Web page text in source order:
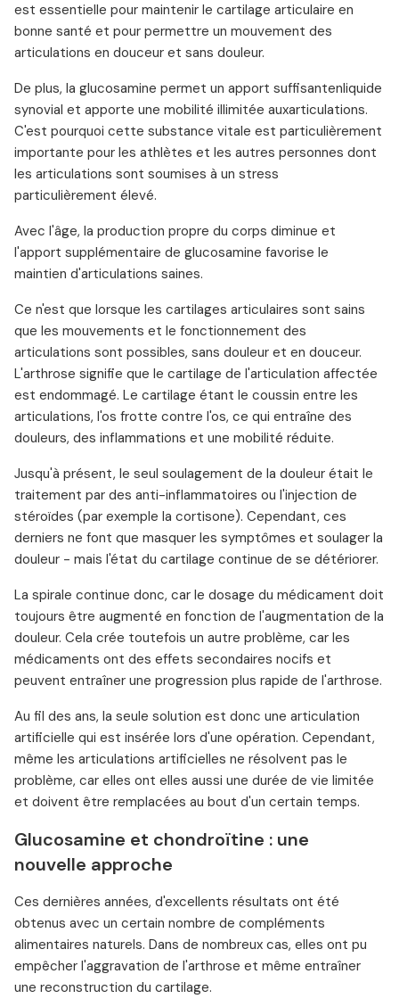
est essentielle pour maintenir le cartilage articulaire en
bonne santé et pour permettre un mouvement des
articulations en douceur et sans douleur.
De plus, la glucosamine permet un apport suffisantenliquide
synovial et apporte une mobilité illimitée auxarticulations.
C'est pourquoi cette substance vitale est particulièrement
importante pour les athlètes et les autres personnes dont
les articulations sont soumises à un stress
particulièrement élevé.
Avec l'âge, la production propre du corps diminue et
l'apport supplémentaire de glucosamine favorise le
maintien d'articulations saines.
Ce n'est que lorsque les cartilages articulaires sont sains
que les mouvements et le fonctionnement des
articulations sont possibles, sans douleur et en douceur.
L'arthrose signifie que le cartilage de l'articulation affectée
est endommagé. Le cartilage étant le coussin entre les
articulations, l'os frotte contre l'os, ce qui entraîne des
douleurs, des inflammations et une mobilité réduite.
Jusqu'à présent, le seul soulagement de la douleur était le
traitement par des anti-inflammatoires ou l'injection de
stéroïdes (par exemple la cortisone). Cependant, ces
derniers ne font que masquer les symptômes et soulager la
douleur - mais l'état du cartilage continue de se détériorer.
La spirale continue donc, car le dosage du médicament doit
toujours être augmenté en fonction de l'augmentation de la
douleur. Cela crée toutefois un autre problème, car les
médicaments ont des effets secondaires nocifs et
peuvent entraîner une progression plus rapide de l'arthrose.
Au fil des ans, la seule solution est donc une articulation
artificielle qui est insérée lors d'une opération. Cependant,
même les articulations artificielles ne résolvent pas le
problème, car elles ont elles aussi une durée de vie limitée
et doivent être remplacées au bout d'un certain temps.
Glucosamine et chondroïtine : une
nouvelle approche
Ces dernières années, d'excellents résultats ont été
obtenus avec un certain nombre de compléments
alimentaires naturels. Dans de nombreux cas, elles ont pu
empêcher l'aggravation de l'arthrose et même entraîner
une reconstruction du cartilage.